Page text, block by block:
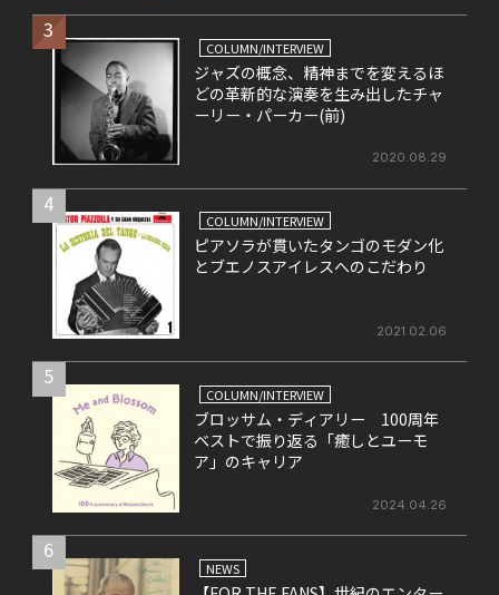
3
COLUMN/INTERVIEW
ジャズの概念、精神までを変えるほ
どの革新的な演奏を生み出したチャ
ーリー・パーカー(前)
2020.08.29
4
COLUMN/INTERVIEW
ピアソラが貫いたタンゴのモダン化
とブエノスアイレスへのこだわり
2021.02.06
5
COLUMN/INTERVIEW
ブロッサム・ディアリー 100周年
ベストで振り返る「癒しとユーモ
ア」のキャリア
2024.04.26
6
NEWS